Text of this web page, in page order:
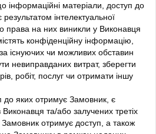
інформаційні матеріали, доступ до
інтелектуальної
права на них виникли у Виконавця
конфіденційну інформацію,
існуючих чи можливих обставин
невиправданих витрат, зберегти
робіт, послуг чи отримати іншу
до яких отримує Замовник, є
та/або залучених третіх
Замовник отримує доступ, а також